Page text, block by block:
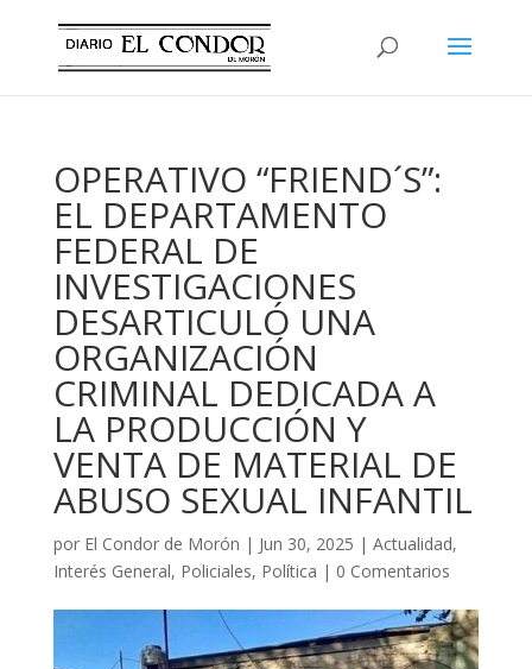
OPERATIVO “FRIEND´S”:
EL DEPARTAMENTO
FEDERAL DE
INVESTIGACIONES
DESARTICULÓ UNA
ORGANIZACIÓN
CRIMINAL DEDICADA A
LA PRODUCCIÓN Y
VENTA DE MATERIAL DE
ABUSO SEXUAL INFANTIL
por El Condor de Morón | Jun 30, 2025 | Actualidad,
Interés General, Policiales, Política | 0 Comentarios